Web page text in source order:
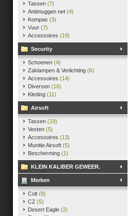
Tassen (7)
Antimuggen net (4)
Kompas (3)
Vuur (7)
Accessoires (19)
Security
Schoenen (4)
Zaklampen & Verlichting (6)
Accessoires (14)
Diversen (16)
Kleding (11)
Airsoft
Tassen (19)
Vesten (5)
Accessoires (13)
Munitie Airsoft (5)
Bescherming (1)
KLEIN KALIBER GEWEER.
Merken
Colt (8)
CZ (5)
Desert Eagle (2)